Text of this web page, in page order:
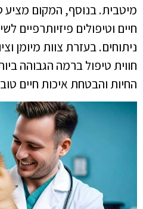
מיטבית. בנוסף, המקום מציע
חיים וטיפולים פיזיותרפיים
ניתוחים. בעזרת צוות מיומן
חווית טיפול ברמה הגבוהה
החיות והבטחת איכות חיים